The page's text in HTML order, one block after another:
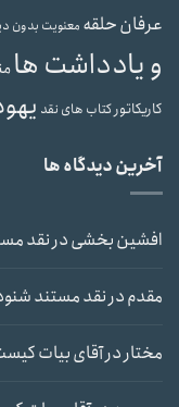
عرفان حلقه معنویت بدون
و یادداشت ها
کاریکاتور کتاب های نقد
آخرین دیدگاه ها
افشین بخشیدرنقد
مقدمدرنقد مستند
مختاردرآقای بیات